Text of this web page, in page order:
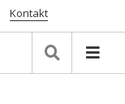
Kontakt